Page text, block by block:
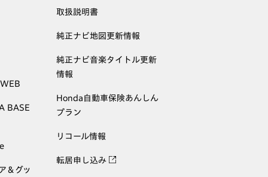
BASE
＆グッ
取扱説明書
純正ナビ地図更新情報
純正ナビ音楽タイトル更新
情報
Honda自動車保険あんしん
プラン
リコール情報
転居申し込み